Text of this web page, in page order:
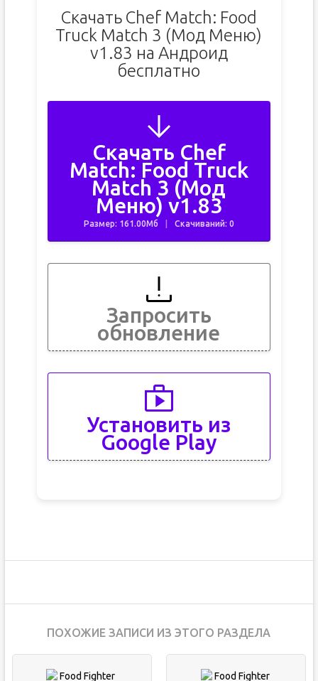
Скачать Chef Match: Food
Truck Match 3 (Мод Меню)
v1.83 на Андроид
бесплатно
Скачать Chef
Match: Food Truck
Match 3 (Мод
Меню) v1.83
Размер: 161.00Мб Скачиваний: 0
Запросить
обновление
Установить из
Google Play
ПОХОЖИЕ ЗАПИСИ ИЗ ЭТОГО РАЗДЕЛА